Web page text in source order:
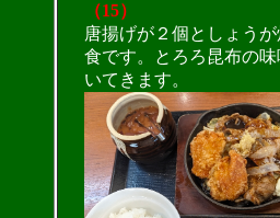
（15）
唐揚げが２個としょう
食です。とろろ昆布の
いてきます。